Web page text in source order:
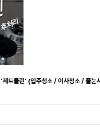
트클린' (입주청소 / 이사청소 / 줄눈